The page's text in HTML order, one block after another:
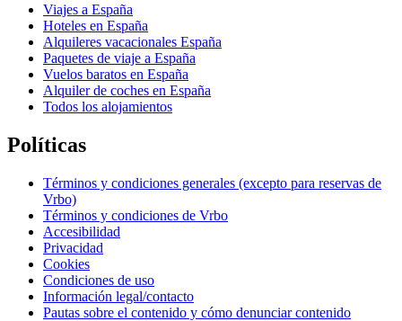
Viajes a España
Hoteles en España
Alquileres vacacionales España
Paquetes de viaje a España
Vuelos baratos en España
Alquiler de coches en España
Todos los alojamientos
Políticas
Términos y condiciones generales (excepto para reservas de
Vrbo)
Términos y condiciones de Vrbo
Accesibilidad
Privacidad
Cookies
Condiciones de uso
Información legal/contacto
Pautas sobre el contenido y cómo denunciar contenido